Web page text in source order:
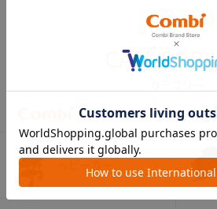
CATEGORY
（コンビ）